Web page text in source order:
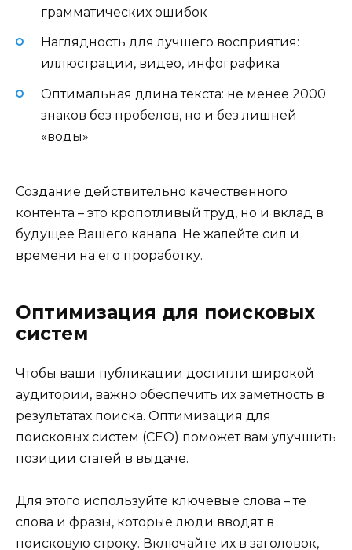
грамматических ошибок
Наглядность для лучшего восприятия:
иллюстрации, видео, инфографика
Оптимальная длина текста: не менее 2000
знаков без пробелов, но и без лишней
«воды»
Создание действительно качественного
контента – это кропотливый труд, но и вклад в
будущее Вашего канала. Не жалейте сил и
времени на его проработку.
Оптимизация для поисковых
систем
Чтобы ваши публикации достигли широкой
аудитории, важно обеспечить их заметность в
результатах поиска. Оптимизация для
поисковых систем (СЕО) поможет вам улучшить
позиции статей в выдаче.
Для этого используйте ключевые слова – те
слова и фразы, которые люди вводят в
поисковую строку. Включайте их в заголовок,